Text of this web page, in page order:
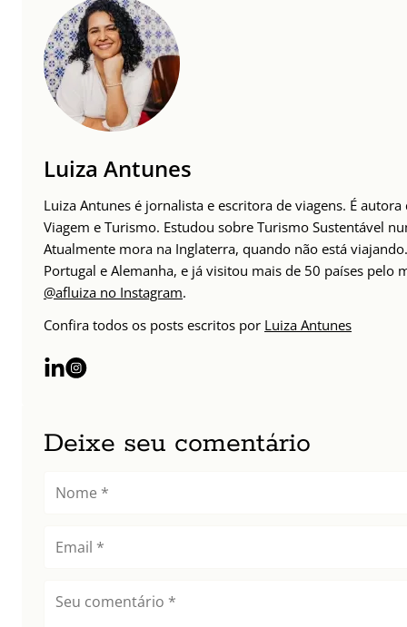
Luiza Antunes
Luiza Antunes é jornalista e escritora de viagens. É
Viagem e Turismo. Estudou sobre Turismo Sustentável
Atualmente mora na Inglaterra, quando não está
Portugal e Alemanha, e já visitou mais de 50 países pelo
@afluiza no Instagram.
Confira todos os posts escritos por Luiza Antunes
Deixe seu comentário